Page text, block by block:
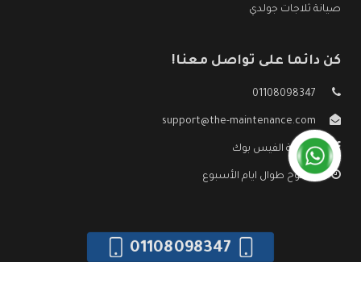
صيانة ثلاجات جولدي
كن دائما على تواصل معنا!
01108098347
support@the-maintenance.com
صفحة الفيس بوك
مفتوح طوال ايام الأسبوع
01108098347